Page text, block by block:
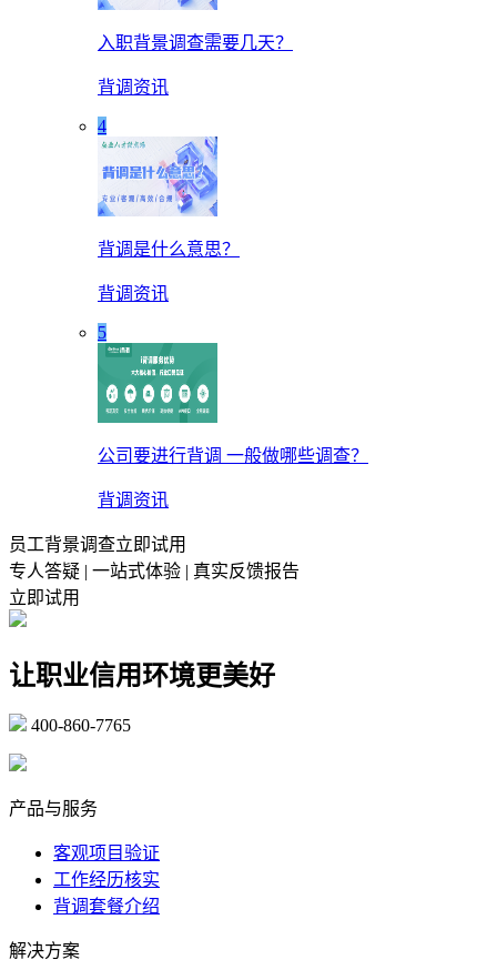
入职背景调查需要几天？
背调资讯
4
背调是什么意思？
背调资讯
5
公司要进行背调 一般做哪些调查？
背调资讯
员工背景调查立即试用
专人答疑 | 一站式体验 | 真实反馈报告
立即试用
让职业信用环境更美好
400-860-7765
产品与服务
客观项目验证
工作经历核实
背调套餐介绍
解决方案